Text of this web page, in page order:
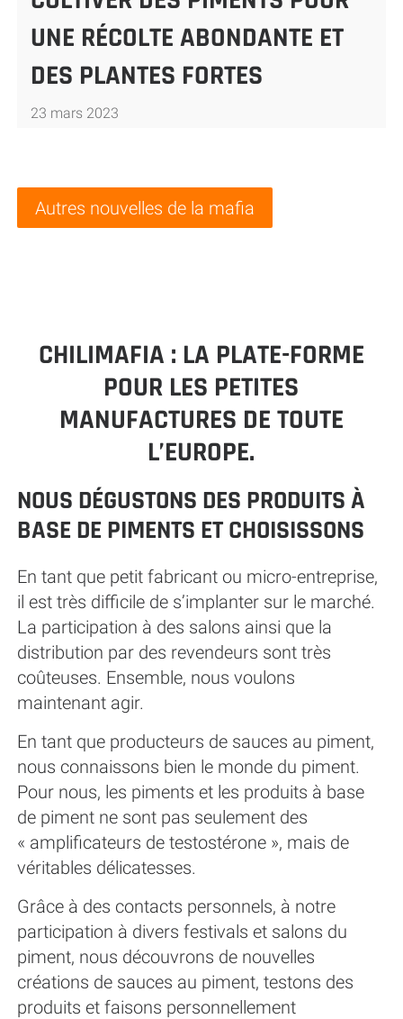
UNE RÉCOLTE ABONDANTE ET
DES PLANTES FORTES
23 mars 2023
Autres nouvelles de la mafia
CHILIMAFIA : LA PLATE-FORME
POUR LES PETITES
MANUFACTURES DE TOUTE
L’EUROPE.
NOUS DÉGUSTONS DES PRODUITS À
BASE DE PIMENTS ET CHOISISSONS
En tant que petit fabricant ou micro-entreprise,
il est très difficile de s’implanter sur le marché.
La participation à des salons ainsi que la
distribution par des revendeurs sont très
coûteuses. Ensemble, nous voulons
maintenant agir.
En tant que producteurs de sauces au piment,
nous connaissons bien le monde du piment.
Pour nous, les piments et les produits à base
de piment ne sont pas seulement des
« amplificateurs de testostérone », mais de
véritables délicatesses.
Grâce à des contacts personnels, à notre
participation à divers festivals et salons du
piment, nous découvrons de nouvelles
créations de sauces au piment, testons des
produits et faisons personnellement